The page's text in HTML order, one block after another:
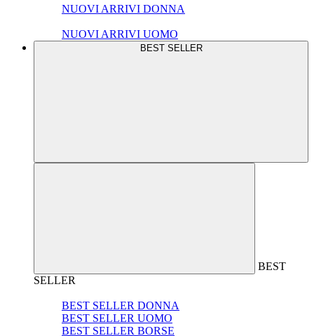
NUOVI ARRIVI DONNA
NUOVI ARRIVI UOMO
BEST SELLER
BEST
SELLER
BEST SELLER DONNA
BEST SELLER UOMO
BEST SELLER BORSE